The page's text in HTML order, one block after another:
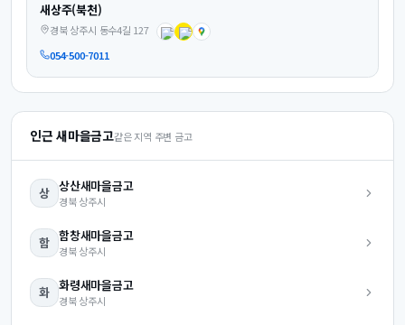
새상주(북천)
경북 상주시 동수4길 127
054-500-7011
인근 새마을금고같은 지역 주변 금고
상 상산새마을금고
경북 상주시
함 함창새마을금고
경북 상주시
화 화령새마을금고
경북 상주시